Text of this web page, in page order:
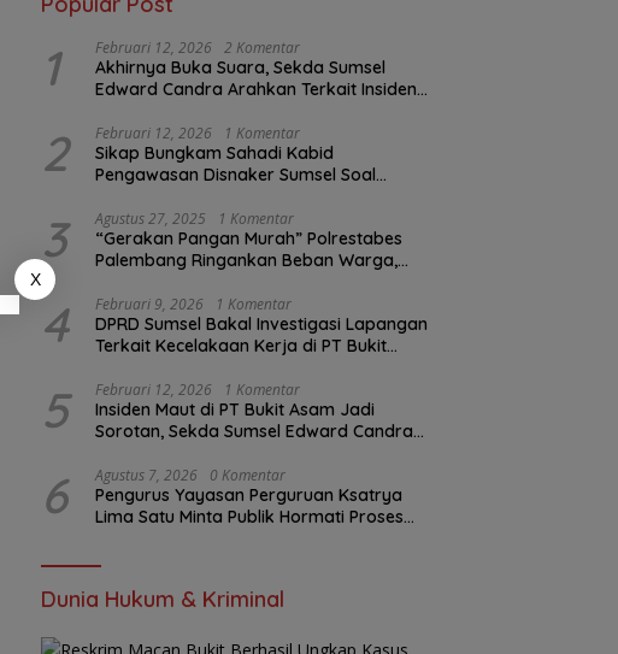
1 Februari 12, 2026 2 Komentar
Akhirnya Buka Suara, Sekda Sumsel
Edward Candra Arahkan Terkait Insiden
2 Februari 12, 2026 1 Komentar
Sikap Bungkam Sahadi Kabid
Pengawasan Disnaker Sumsel Soal
Pengawasan K3?
3 Agustus 27, 2025 1 Komentar
“Gerakan Pangan Murah” Polrestabes
Palembang Ringankan Beban Warga,
4 Februari 9, 2026 1 Komentar
DPRD Sumsel Bakal Investigasi Lapangan
Terkait Kecelakaan Kerja di PT Bukit
5 Februari 12, 2026 1 Komentar
Insiden Maut di PT Bukit Asam Jadi
Sorotan, Sekda Sumsel Edward Candra
6 Agustus 7, 2026 0 Komentar
Pengurus Yayasan Perguruan Ksatrya
Lima Satu Minta Publik Hormati Proses
Dunia Hukum & Kriminal
X